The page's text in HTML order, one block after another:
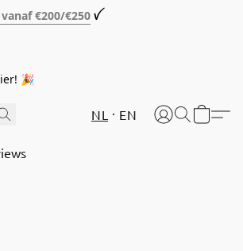
€200/€250 ꪜ
🎉
NL EN